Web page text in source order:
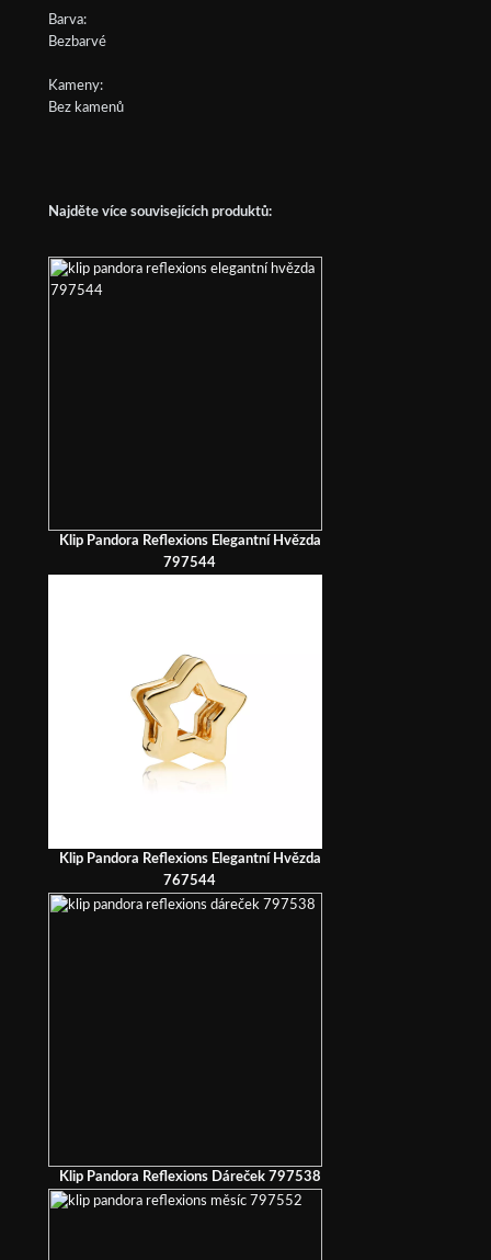
Barva:
Bezbarvé
Kameny:
Bez kamenů
Najděte více souvisejících produktů:
Klip Pandora Reflexions Elegantní Hvězda
797544
Klip Pandora Reflexions Elegantní Hvězda
767544
Klip Pandora Reflexions Dáreček 797538